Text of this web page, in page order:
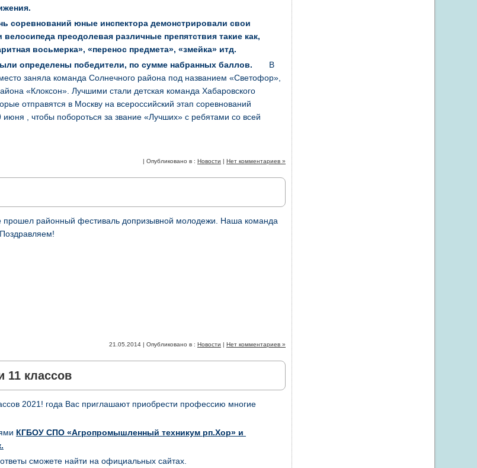
соревнований юные инспектора демонстрировали свои
преодолевая различные препятствия такие как,
восьмерка», «перенос предмета», «змейка» итд.
определены победители, по сумме набранных баллов.
В
заняла команда Солнечного района под названием «Светофор»,
«Клоксон». Лучшими стали детская команда Хабаровского
отправятся в Москву на всероссийский этап соревнований
, чтобы побороться за звание «Лучших» с ребятами со всей
| Опубликовано в : Новости | Нет комментариев »
районный фестиваль допризывной молодежи. Наша команда
21.05.2014 | Опубликовано в : Новости | Нет комментариев »
11 классов
2021! года Вас приглашают приобрести профессию многие
КГБОУ СПО «Агропромышленный техникум рп.Хор» и
.
сможете найти на официальных сайтах.